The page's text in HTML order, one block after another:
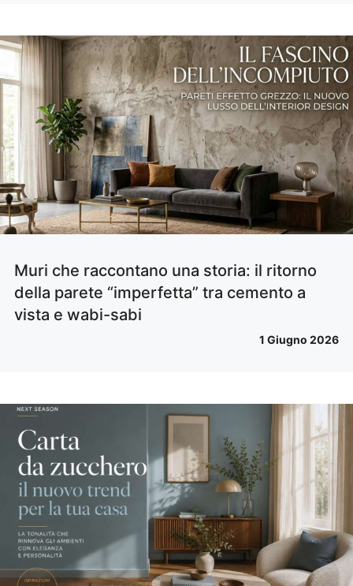
Muri che raccontano una storia: il ritorno
della parete “imperfetta” tra cemento a
vista e wabi-sabi
1 Giugno 2026